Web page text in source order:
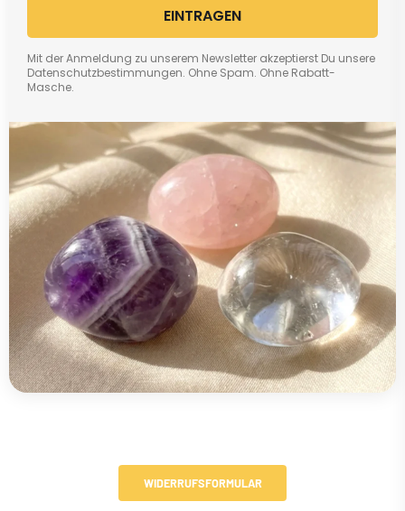
EINTRAGEN
Mit der Anmeldung zu unserem Newsletter akzeptierst Du unsere
Datenschutzbestimmungen. Ohne Spam. Ohne Rabatt-
Masche.
WIDERRUFSFORMULAR